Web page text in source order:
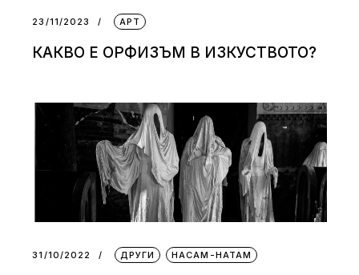
23/11/2023 АРТ
КАКВО Е ОРФИЗЪМ В ИЗКУСТВОТО?
31/10/2022 ДРУГИ НАСАМ-НАТАМ